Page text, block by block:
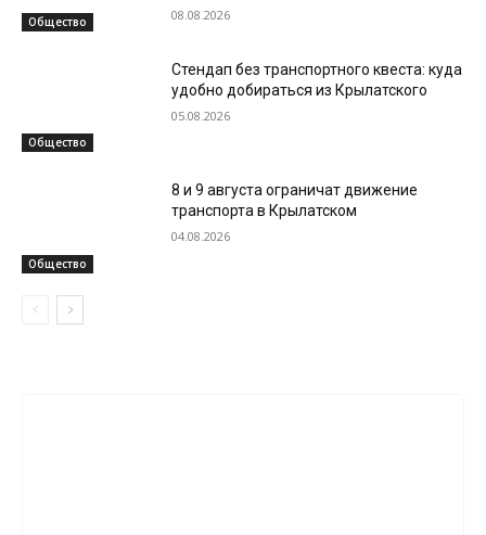
Общество 08.08.2026
Общество
Стендап без транспортного квеста: куда
удобно добираться из Крылатского
05.08.2026
Общество
8 и 9 августа ограничат движение
транспорта в Крылатском
04.08.2026